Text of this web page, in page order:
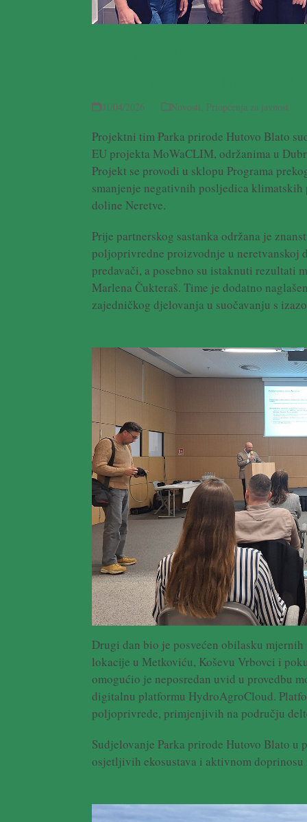
01/04/2026 Novosti Priopćenja za javnost
Projektni tim Parka prirode Hutovo Blato
EU projekta MoWaCLIM, održanima u
Projekt se provodi u sklopu Programa
smanjenje negativnih posljedica
doline Neretve.
Prije partnerskog sastanka održana je
poljoprivredne proizvodnje u
predavači, a posebno su istaknuti rezultati
Marlena Čukteraš. Time je dodatno
zajedničkog djelovanja u suočavanju s
Drugi dan bio je posvećen obilasku
lokacije u Metkoviću, Koševu Vrbovci i
omogućio je neposredan uvid u provedbu
digitalnu platformu HydroAgroCloud.
poljoprivrede, primjenjivih na području
Sudjelovanje Parka prirode Hutovo Blato
osjetljivih ekosustava i aktivnom